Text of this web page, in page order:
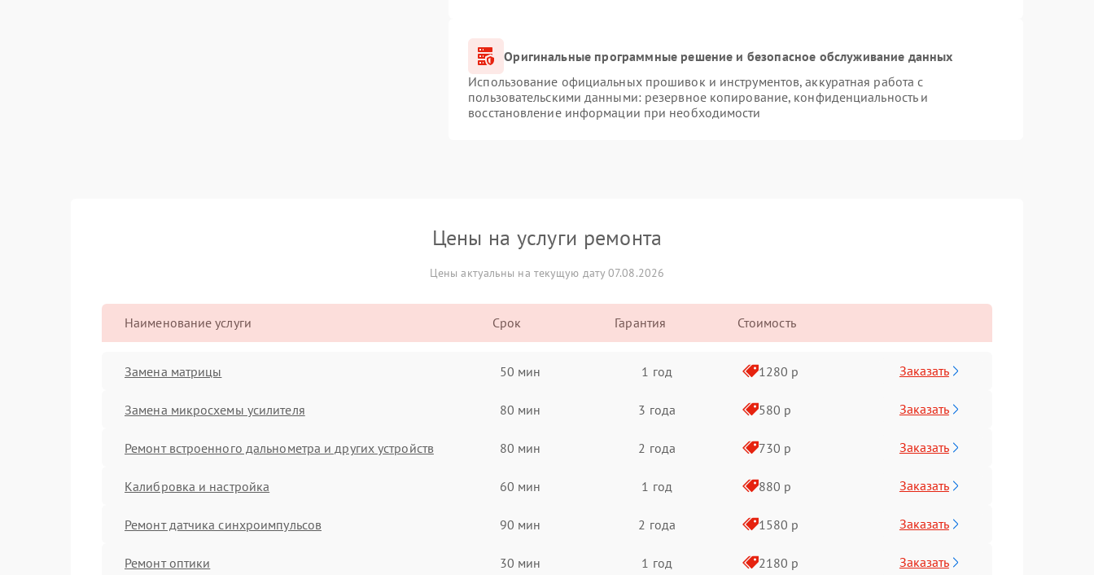
Оригинальные программные решение и безопасное обслуживание данных
Использование официальных прошивок и инструментов, аккуратная работа с
пользовательскими данными: резервное копирование, конфиденциальность и
восстановление информации при необходимости
Цены на услуги ремонта
Цены актуальны на текущую дату 07.08.2026
Наименование услуги Срок Гарантия Стоимость
Замена матрицы 50 мин 1 год 1280 р Заказать
Замена микросхемы усилителя 80 мин 3 года 580 р Заказать
Ремонт встроенного дальнометра и других устройств 80 мин 2 года 730 р Заказать
Калибровка и настройка 60 мин 1 год 880 р Заказать
Ремонт датчика синхроимпульсов 90 мин 2 года 1580 р Заказать
Ремонт оптики 30 мин 1 год 2180 р Заказать